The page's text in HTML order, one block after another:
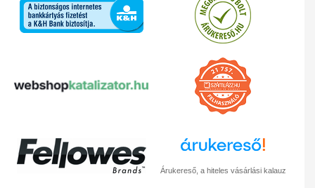
Árukereső, a hiteles vásárlási kalauz